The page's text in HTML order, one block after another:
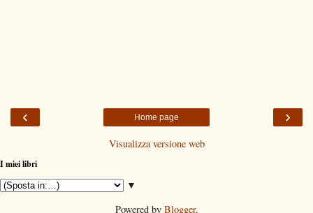
‹ ›
Home page
Visualizza versione web
I miei libri
▼
Powered by Blogger.